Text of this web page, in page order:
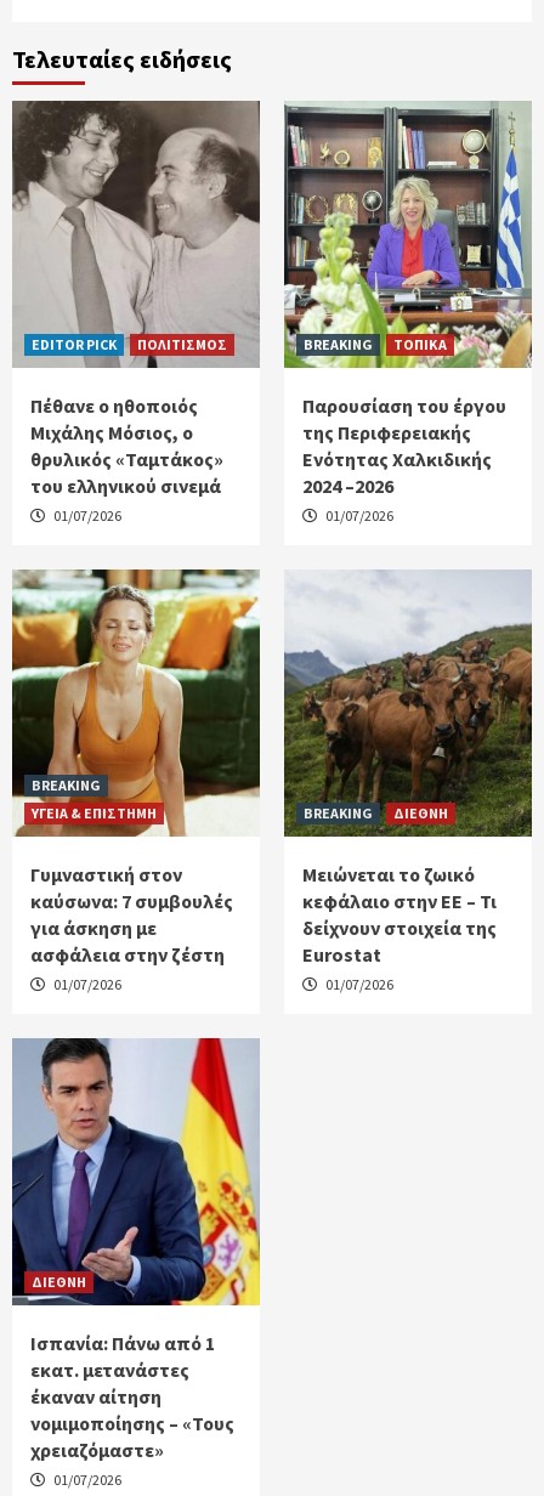
Τελευταίες ειδήσεις
EDITOR PICK ΠΟΛΙΤΙΣΜΟΣ
Πέθανε ο ηθοποιός
Μιχάλης Μόσιος, ο
θρυλικός «Ταμτάκος»
του ελληνικού σινεμά
01/07/2026
BREAKING ΤΟΠΙΚΑ
Παρουσίαση του έργου
της Περιφερειακής
Ενότητας Χαλκιδικής
2024 –2026
01/07/2026
BREAKING
ΥΓΕΙΑ & ΕΠΙΣΤΗΜΗ
Γυμναστική στον
καύσωνα: 7 συμβουλές
για άσκηση με
ασφάλεια στην ζέστη
01/07/2026
BREAKING ΔΙΕΘΝΗ
Μειώνεται το ζωικό
κεφάλαιο στην ΕΕ – Τι
δείχνουν στοιχεία της
Eurostat
01/07/2026
ΔΙΕΘΝΗ
Ισπανία: Πάνω από 1
εκατ. μετανάστες
έκαναν αίτηση
νομιμοποίησης – «Τους
χρειαζόμαστε»
01/07/2026